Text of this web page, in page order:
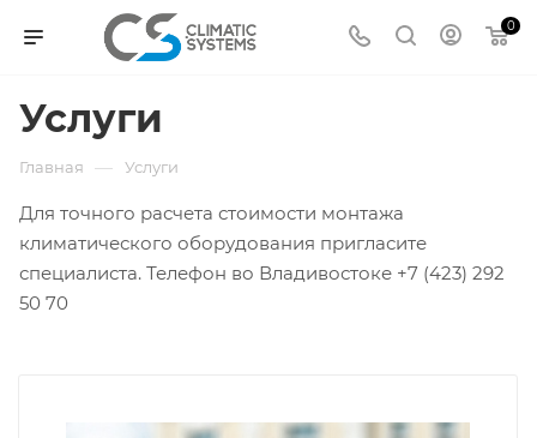
0
Услуги
Главная — Услуги
Для точного расчета стоимости монтажа
климатического оборудования пригласите
специалиста. Телефон во Владивостоке +7 (423) 292
50 70